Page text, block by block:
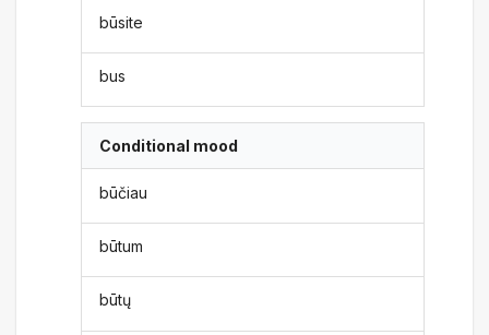
būsite
bus
Conditional mood
būčiau
būtum
būtų